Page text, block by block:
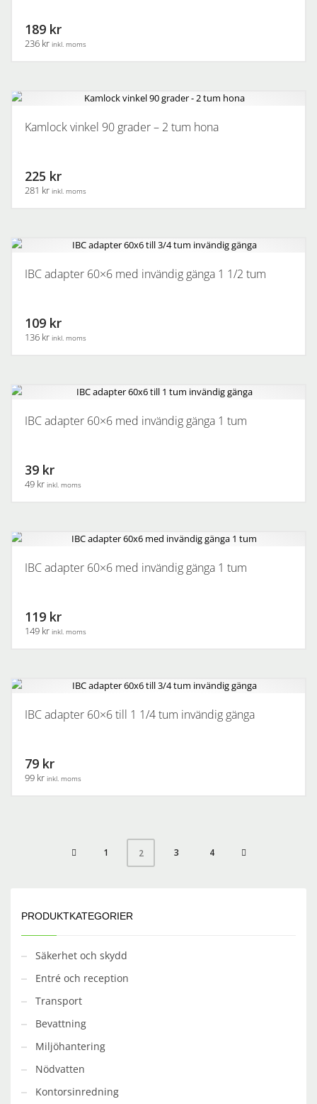
189 kr
236 kr inkl. moms
Kamlock vinkel 90 grader – 2 tum hona
225 kr
281 kr inkl. moms
IBC adapter 60×6 med invändig gänga 1 1/2 tum
109 kr
136 kr inkl. moms
IBC adapter 60×6 med invändig gänga 1 tum
39 kr
49 kr inkl. moms
IBC adapter 60×6 med invändig gänga 1 tum
119 kr
149 kr inkl. moms
IBC adapter 60×6 till 1 1/4 tum invändig gänga
79 kr
99 kr inkl. moms
1 2 3 4
PRODUKTKATEGORIER
Säkerhet och skydd
Entré och reception
Transport
Bevattning
Miljöhantering
Nödvatten
Kontorsinredning